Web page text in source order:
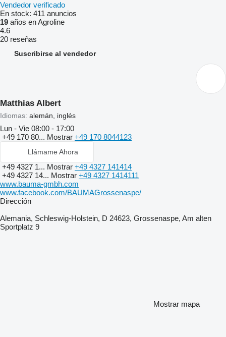
Vendedor verificado
En stock: 411 anuncios
19 años en Agroline
4.6
20 reseñas
Suscribirse al vendedor
Matthias Albert
Idiomas: alemán, inglés
Lun - Vie 08:00 - 17:00
+49 170 80... Mostrar +49 170 8044123
Llámame Ahora
+49 4327 1... Mostrar +49 4327 141414
+49 4327 14... Mostrar +49 4327 1414111
www.bauma-gmbh.com
www.facebook.com/BAUMAGrossenaspe/
Dirección
Alemania, Schleswig-Holstein, D 24623, Grossenaspe, Am alten
Sportplatz 9
Mostrar mapa